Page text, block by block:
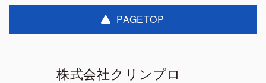
株式会社クリンプロ
PAGETOP